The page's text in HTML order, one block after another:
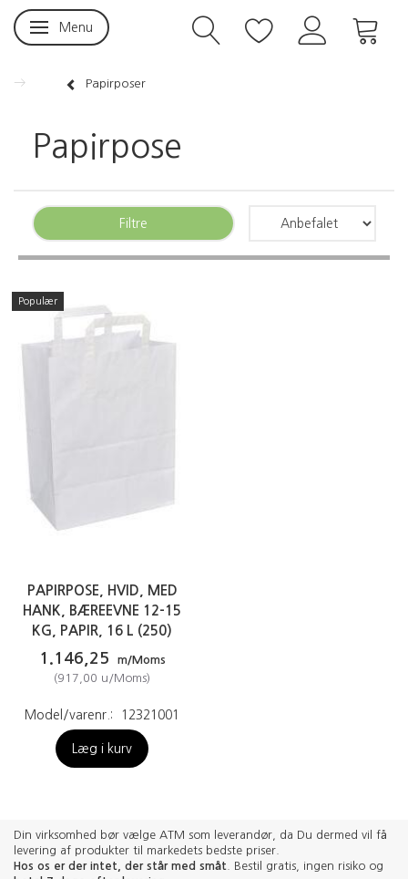
Skifte navigation
Menu
Papirposer
Papirpose
Filtre
Populær
PAPIRPOSE, HVID, MED
HANK, BÆREEVNE 12-15
KG, PAPIR, 16 L (250)
1.146,25
m/Moms
(917,00 u/Moms)
Model/varenr.: 12321001
Læg i kurv
Din virksomhed bør vælge ATM som leverandør, da Du dermed vil få
levering af produkter til markedets bedste priser.
Hos os er der intet, der står med småt . Bestil gratis, ingen risiko og